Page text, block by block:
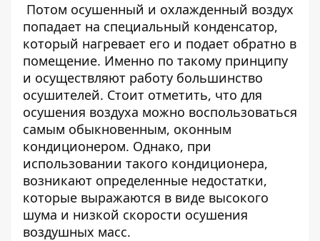
Потом осушенный и охлажденный воздух
попадает на специальный конденсатор,
который нагревает его и подает обратно в
помещение. Именно по такому принципу
и осуществляют работу большинство
осушителей. Стоит отметить, что для
осушения воздуха можно воспользоваться
самым обыкновенным, оконным
кондиционером. Однако, при
использовании такого кондиционера,
возникают определенные недостатки,
которые выражаются в виде высокого
шума и низкой скорости осушения
воздушных масс.